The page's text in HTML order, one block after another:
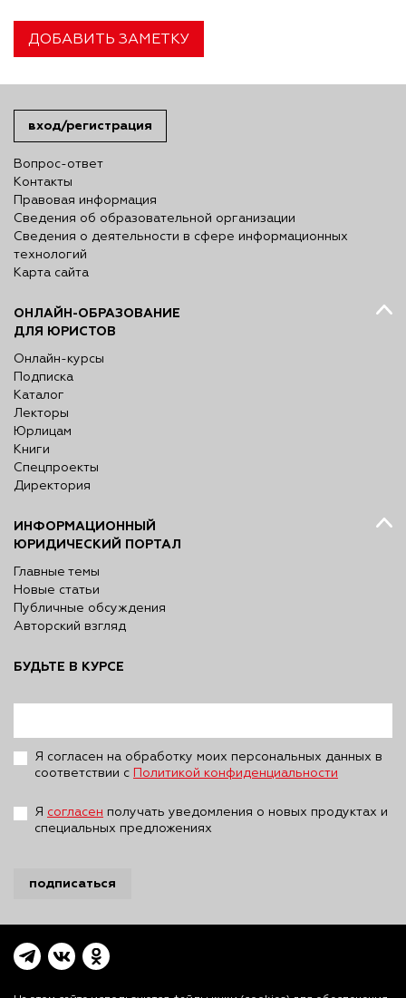
ДОБАВИТЬ ЗАМЕТКУ
вход/регистрация
Вопрос-ответ
Контакты
Правовая информация
Сведения об образовательной организации
Сведения о деятельности в сфере информационных
технологий
Карта сайта
ОНЛАЙН-ОБРАЗОВАНИЕ
ДЛЯ ЮРИСТОВ
Онлайн-курсы
Подписка
Каталог
Лекторы
Юрлицам
Книги
Спецпроекты
Директория
ИНФОРМАЦИОННЫЙ
ЮРИДИЧЕСКИЙ ПОРТАЛ
Главные темы
Новые статьи
Публичные обсуждения
Авторский взгляд
БУДЬТЕ В КУРСЕ
Я согласен на обработку моих персональных данных в
соответствии с
Политикой конфиденциальности
Я согласен получать уведомления о новых продуктах и
специальных предложениях
подписаться